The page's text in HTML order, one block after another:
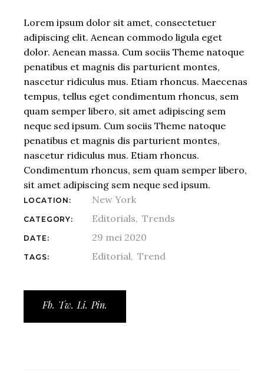
Lorem ipsum dolor sit amet, consectetuer
adipiscing elit. Aenean commodo ligula eget
dolor. Aenean massa. Cum sociis Theme natoque
penatibus et magnis dis parturient montes,
nascetur ridiculus mus. Etiam rhoncus. Maecenas
tempus, tellus eget condimentum rhoncus, sem
quam semper libero, sit amet adipiscing sem
neque sed ipsum. Cum sociis Theme natoque
penatibus et magnis dis parturient montes,
nascetur ridiculus mus. Etiam rhoncus.
Condimentum rhoncus, sem quam semper libero,
sit amet adipiscing sem neque sed ipsum.
LOCATION: New York
CATEGORY: Editorials Trends
DATE: 29 mei 2020
TAGS: Editorial Trend
Fb. Tw. Li. Pin.